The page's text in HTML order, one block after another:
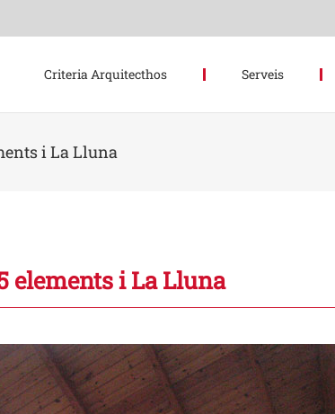
Criteria Arquitecthos Serveis
i La Lluna
elements i La Lluna